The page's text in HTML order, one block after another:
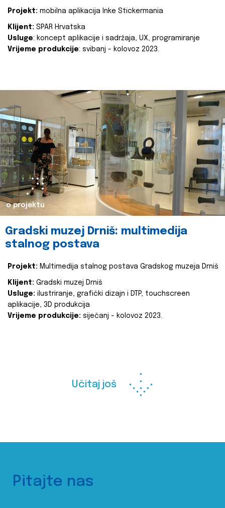
Projekt: mobilna aplikacija Inke Stickermania
Klijent: SPAR Hrvatska
Usluge: koncept aplikacije i sadržaja, UX, programiranje
Vrijeme produkcije: svibanj - kolovoz 2023.
o projektu
Gradski muzej Drniš: multimedija
stalnog postava
Projekt: Multimedija stalnog postava Gradskog muzeja Drniš
Klijent: Gradski muzej Drniš
Usluge: ilustriranje, grafički dizajn i DTP, touchscreen
aplikacije, 3D produkcija
Vrijeme produkcije: siječanj - kolovoz 2023.
Učitaj još
Pitajte nas